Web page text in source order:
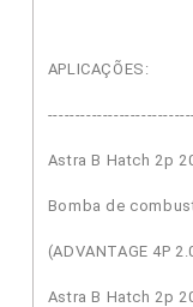
APLICAÇÕES:
Astra B Hatch 2p
Bomba de
(ADVANTAGE 4P
Astra B Hatch 2p